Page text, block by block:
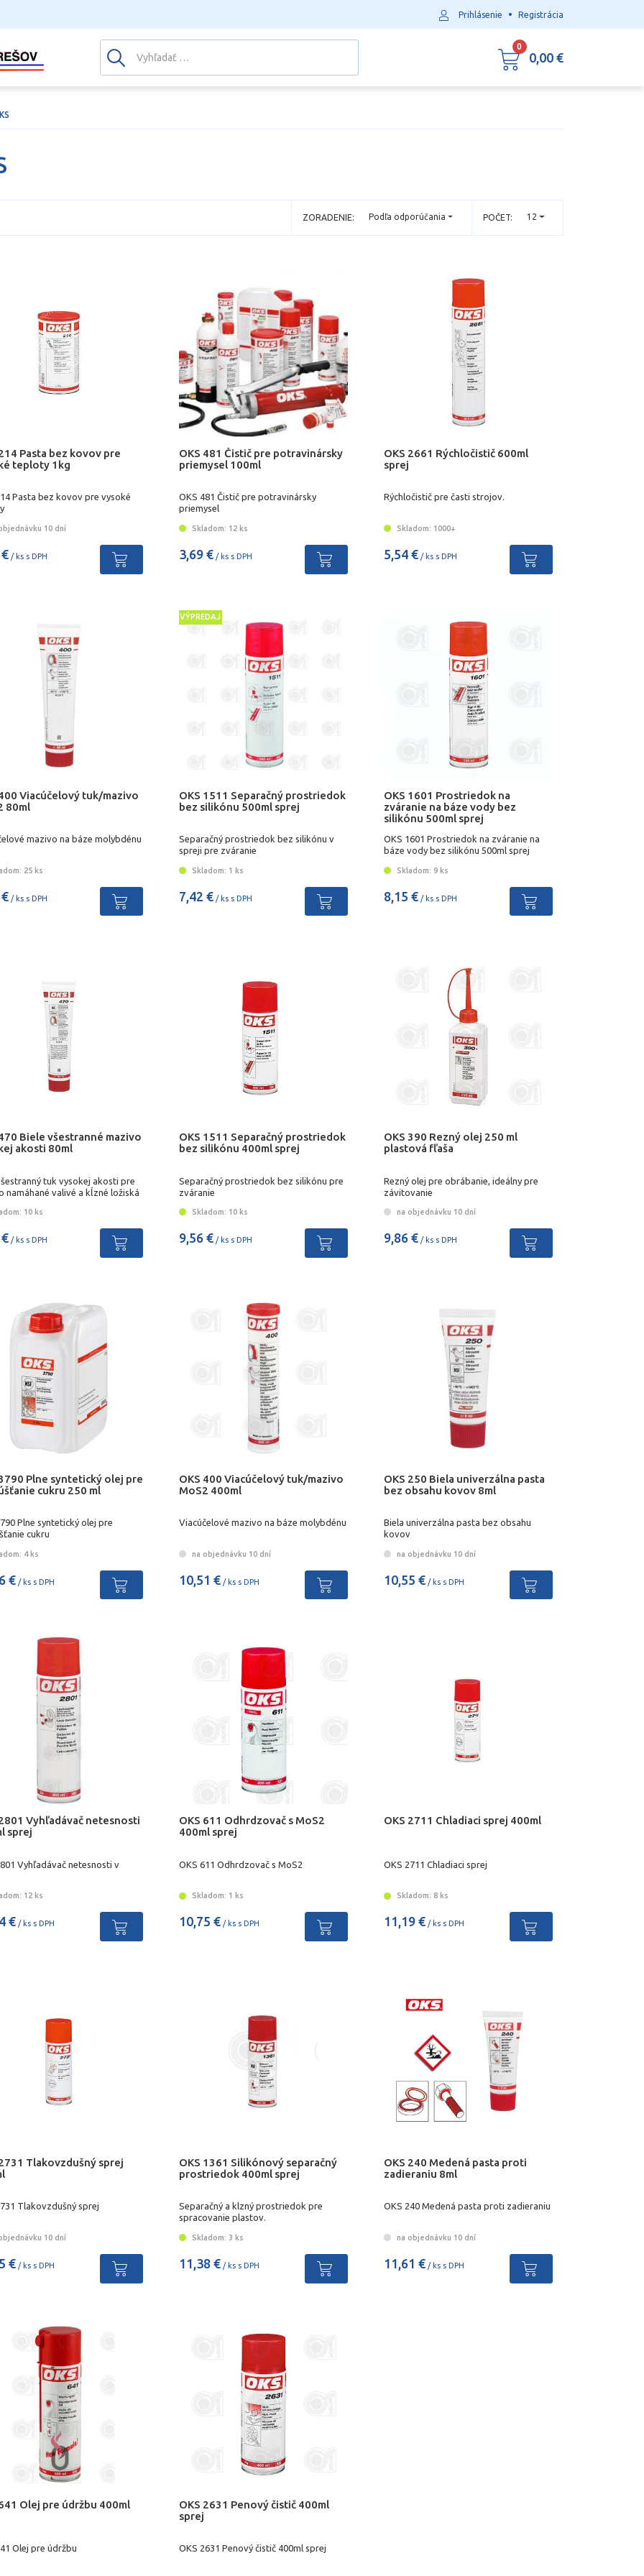
POČET: 12
ZORADENIE: Podľa odporúčania
Pasta bez kovov pre
teploty 1kg
Pasta bez kovov pre vysoké
10 dní
/ ks s DPH
OKS 481 Čistič pre potravinársky
priemysel 100ml
OKS 481 Čistič pre potravinársky
priemysel
Skladom: 12 ks
3,69 €/ ks s DPH
OKS 2661 Rýchločistič 600ml
sprej
Rýchločistič pre časti strojov.
Skladom: 1000+
5,54 €/ ks s DPH
Viacúčelový tuk/mazivo
80ml
mazivo na báze molybdénu
25 ks
/ ks s DPH
VÝPREDAJ
OKS 1511 Separačný prostriedok
bez silikónu 500ml sprej
Separačný prostriedok bez silikónu v
spreji pre zváranie
Skladom: 1 ks
7,42 €/ ks s DPH
OKS 1601 Prostriedok na
zváranie na báze vody bez
silikónu 500ml sprej
OKS 1601 Prostriedok na zváranie na
báze vody bez silikónu 500ml sprej
Skladom: 9 ks
8,15 €/ ks s DPH
Biele všestranné mazivo
akosti 80ml
tuk vysokej akosti pre
namáhané valivé a kĺzné ložiská
10 ks
/ ks s DPH
OKS 1511 Separačný prostriedok
bez silikónu 400ml sprej
Separačný prostriedok bez silikónu pre
zváranie
Skladom: 10 ks
9,56 €/ ks s DPH
OKS 390 Rezný olej 250 ml
plastová fľaša
Rezný olej pre obrábanie, ideálny pre
závitovanie
na objednávku 10 dní
9,86 €/ ks s DPH
Plne syntetický olej pre
cukru 250 ml
Plne syntetický olej pre
cukru
4 ks
€ / ks s DPH
OKS 400 Viacúčelový tuk/mazivo
MoS2 400ml
Viacúčelové mazivo na báze molybdénu
na objednávku 10 dní
10,51 €/ ks s DPH
OKS 250 Biela univerzálna pasta
bez obsahu kovov 8ml
Biela univerzálna pasta bez obsahu
kovov
na objednávku 10 dní
10,55 €/ ks s DPH
Vyhľadávač netesnosti
sprej
Vyhľadávač netesnosti v
12 ks
€ / ks s DPH
OKS 611 Odhrdzovač s MoS2
400ml sprej
OKS 611 Odhrdzovač s MoS2
Skladom: 1 ks
10,75 €/ ks s DPH
OKS 2711 Chladiaci sprej 400ml
OKS 2711 Chladiaci sprej
Skladom: 8 ks
11,19 €/ ks s DPH
Tlakovzdušný sprej
Tlakovzdušný sprej
10 dní
€ / ks s DPH
OKS 1361 Silikónový separačný
prostriedok 400ml sprej
Separačný a klzný prostriedok pre
spracovanie plastov.
Skladom: 3 ks
11,38 €/ ks s DPH
OKS 240 Medená pasta proti
zadieraniu 8ml
OKS 240 Medená pasta proti zadieraniu
na objednávku 10 dní
11,61 €/ ks s DPH
Olej pre údržbu 400ml
Olej pre údržbu
OKS 2631 Penový čistič 400ml
sprej
OKS 2631 Penový čistič 400ml sprej
Prihlásenie • Registrácia
0
0,00 €